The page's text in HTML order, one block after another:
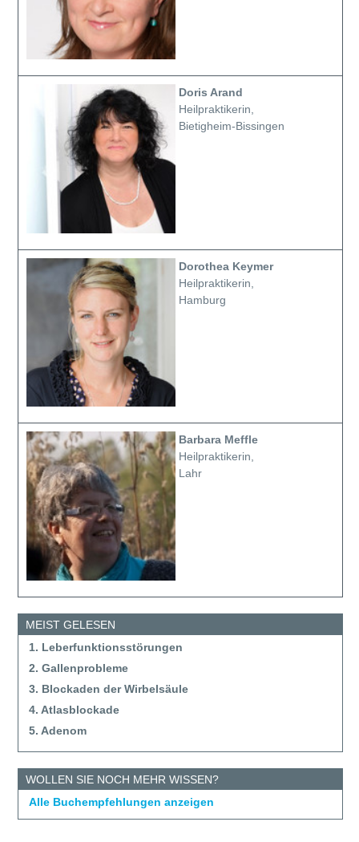
Doris Arand
Heilpraktikerin,
Bietigheim-Bissingen
Dorothea Keymer
Heilpraktikerin,
Hamburg
Barbara Meffle
Heilpraktikerin,
Lahr
MEIST GELESEN
1. Leberfunktionsstörungen
2. Gallenprobleme
3. Blockaden der Wirbelsäule
4. Atlasblockade
5. Adenom
WOLLEN SIE NOCH MEHR WISSEN?
Alle Buchempfehlungen anzeigen